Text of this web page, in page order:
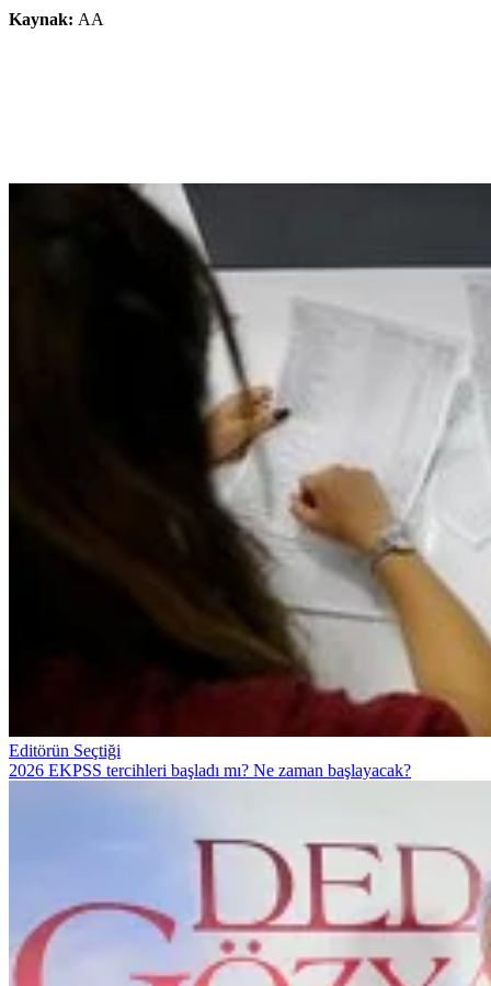
Kaynak: AA
Editörün Seçtiği
2026 EKPSS tercihleri başladı mı? Ne zaman başlayacak?